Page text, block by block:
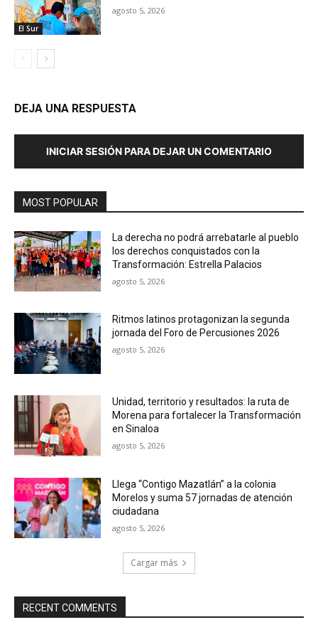
El Sur
agosto 5, 2026
DEJA UNA RESPUESTA
INICIAR SESIÓN PARA DEJAR UN COMENTARIO
MOST POPULAR
La derecha no podrá arrebatarle al pueblo
los derechos conquistados con la
Transformación: Estrella Palacios
agosto 5, 2026
Ritmos latinos protagonizan la segunda
jornada del Foro de Percusiones 2026
agosto 5, 2026
Unidad, territorio y resultados: la ruta de
Morena para fortalecer la Transformación
en Sinaloa
agosto 5, 2026
Llega “Contigo Mazatlán” a la colonia
Morelos y suma 57 jornadas de atención
ciudadana
agosto 5, 2026
Cargar más
RECENT COMMENTS